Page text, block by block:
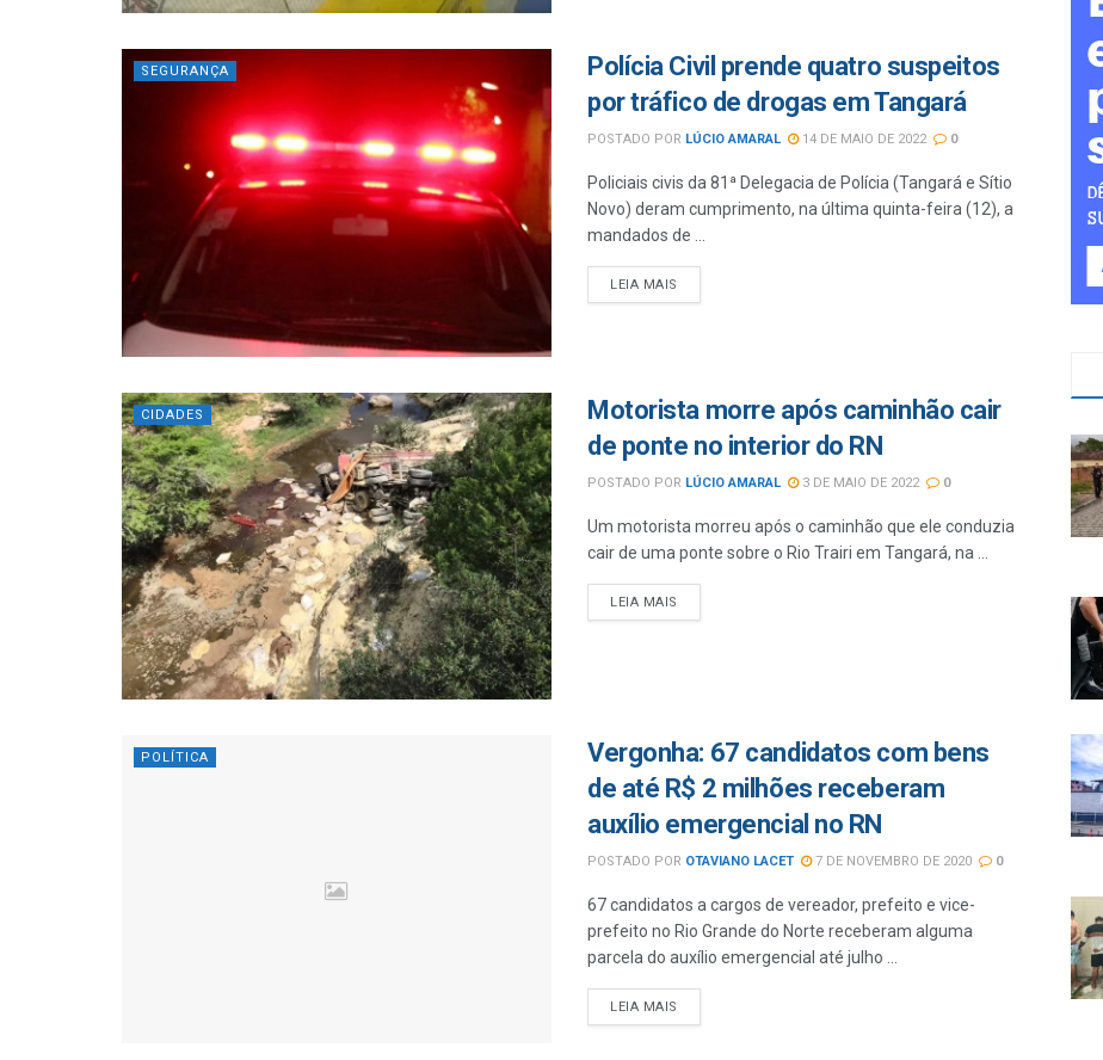
SEGURANÇA
Polícia Civil prende quatro suspeitos
por tráfico de drogas em Tangará
POSTADO POR LÚCIO AMARAL 14 DE MAIO DE 2022 0
Policiais civis da 81ª Delegacia de Polícia (Tangará e Sítio
Novo) deram cumprimento, na última quinta-feira (12), a
mandados de ...
LEIA MAIS
CIDADES
Motorista morre após caminhão cair
de ponte no interior do RN
POSTADO POR LÚCIO AMARAL 3 DE MAIO DE 2022 0
Um motorista morreu após o caminhão que ele conduzia
cair de uma ponte sobre o Rio Trairi em Tangará, na ...
LEIA MAIS
POLÍTICA
Vergonha: 67 candidatos com bens
de até R$ 2 milhões receberam
auxílio emergencial no RN
POSTADO POR OTAVIANO LACET 7 DE NOVEMBRO DE 2020 0
67 candidatos a cargos de vereador, prefeito e vice-
prefeito no Rio Grande do Norte receberam alguma
parcela do auxílio emergencial até julho ...
LEIA MAIS